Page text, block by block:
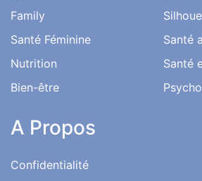
Family
Santé Féminine
Nutrition
Bien-être
Santé
Santé
A Propos
Confidentialité